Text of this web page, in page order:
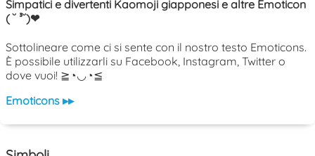
Simpatici e divertenti Kaomoji giapponesi e altre Emoticon
( ˘ ³˘)❤
Sottolineare come ci si sente con il nostro testo Emoticons.
È possibile utilizzarli su Facebook, Instagram, Twitter o
dove vuoi! ≧◔◡◔≦
Emoticons ▸▸